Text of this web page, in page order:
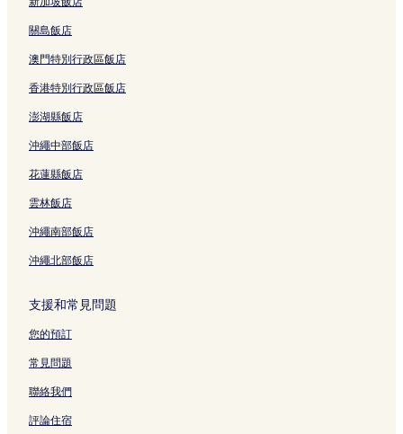
西丹帕沙的設有廚房的飯店
西丹帕沙的旅館
西丹帕沙的平價飯店
西丹帕沙的奢華飯店
西丹帕沙 2 星級飯店
巴當桑比安克勞德的設有停車場的飯店
巴當桑比安克勞德的別墅
關島飯店
澳門特別行政區飯店
香港特別行政區飯店
澎湖縣飯店
沖繩中部飯店
花蓮縣飯店
雲林飯店
沖繩南部飯店
沖繩北部飯店
支援和常見問題
您的預訂
常見問題
聯絡我們
評論住宿